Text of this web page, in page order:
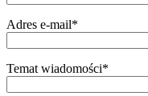
Adres e-mail*
Temat wiadomości*